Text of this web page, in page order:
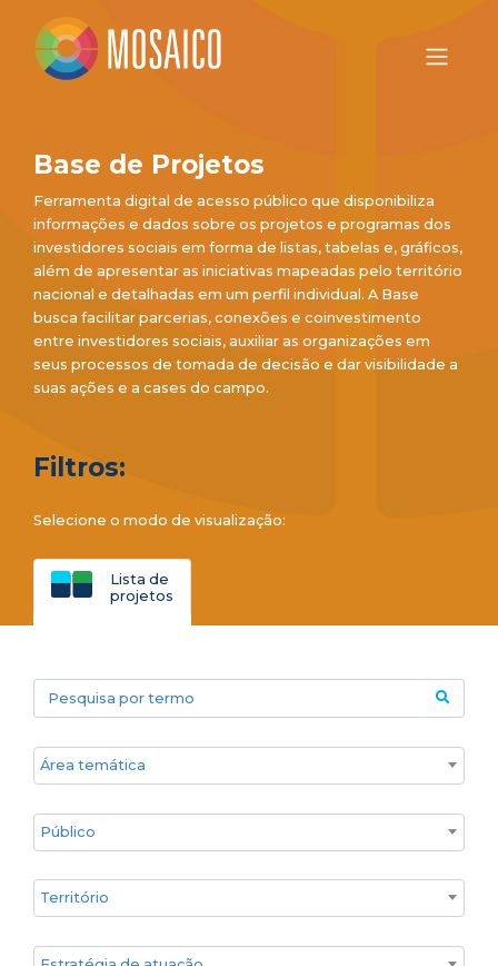
Base de Projetos
Ferramenta digital de acesso público que disponibiliza
informações e dados sobre os projetos e programas dos
investidores sociais em forma de listas, tabelas e, gráficos,
além de apresentar as iniciativas mapeadas pelo território
nacional e detalhadas em um perfil individual. A Base
busca facilitar parcerias, conexões e coinvestimento
entre investidores sociais, auxiliar as organizações em
seus processos de tomada de decisão e dar visibilidade a
suas ações e a cases do campo.
Filtros:
Selecione o modo de visualização:
Lista de
projetos
Pesquisa por termo
Áreas temáticas
Público
Territórios
Estratégia de atuação